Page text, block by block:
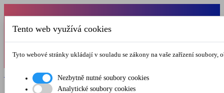
Od 1.7.-31.8.2026 budeme mít v pátek
zkrácenou provozní dobu do 12.00 hod. Přejeme
Registrovat  Přihlásit se
Tento web využívá cookies
Tyto webové stránky ukládají v souladu se zákony na vaše zařízení
Nezbytně nutné soubory cookies
Analytické soubory cookies